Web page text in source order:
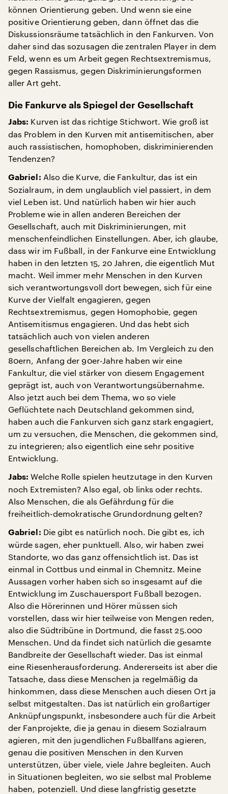
können Orientierung geben. Und wenn sie eine
positive Orientierung geben, dann öffnet das die
Diskussionsräume tatsächlich in den Fankurven. Von
daher sind das sozusagen die zentralen Player in dem
Feld, wenn es um Arbeit gegen Rechtsextremismus,
gegen Rassismus, gegen Diskriminierungsformen
aller Art geht.
Die Fankurve als Spiegel der Gesellschaft
Jabs: Kurven ist das richtige Stichwort. Wie groß ist
das Problem in den Kurven mit antisemitischen, aber
auch rassistischen, homophoben, diskriminierenden
Tendenzen?
Gabriel: Also die Kurve, die Fankultur, das ist ein
Sozialraum, in dem unglaublich viel passiert, in dem
viel Leben ist. Und natürlich haben wir hier auch
Probleme wie in allen anderen Bereichen der
Gesellschaft, auch mit Diskriminierungen, mit
menschenfeindlichen Einstellungen. Aber, ich glaube,
dass wir im Fußball, in der Fankurve eine Entwicklung
haben in den letzten 15, 20 Jahren, die eigentlich Mut
macht. Weil immer mehr Menschen in den Kurven
sich verantwortungsvoll dort bewegen, sich für eine
Kurve der Vielfalt engagieren, gegen
Rechtsextremismus, gegen Homophobie, gegen
Antisemitismus engagieren. Und das hebt sich
tatsächlich auch von vielen anderen
gesellschaftlichen Bereichen ab. Im Vergleich zu den
80ern, Anfang der 90er-Jahre haben wir eine
Fankultur, die viel stärker von diesem Engagement
geprägt ist, auch von Verantwortungsübernahme.
Also jetzt auch bei dem Thema, wo so viele
Geflüchtete nach Deutschland gekommen sind,
haben auch die Fankurven sich ganz stark engagiert,
um zu versuchen, die Menschen, die gekommen sind,
zu integrieren; also eigentlich eine sehr positive
Entwicklung.
Jabs: Welche Rolle spielen heutzutage in den Kurven
noch Extremisten? Also egal, ob links oder rechts.
Also Menschen, die als Gefährdung für die
freiheitlich-demokratische Grundordnung gelten?
Gabriel: Die gibt es natürlich noch. Die gibt es, ich
würde sagen, eher punktuell. Also, wir haben zwei
Standorte, wo das ganz offensichtlich ist. Das ist
einmal in Cottbus und einmal in Chemnitz. Meine
Aussagen vorher haben sich so insgesamt auf die
Entwicklung im Zuschauersport Fußball bezogen.
Also die Hörerinnen und Hörer müssen sich
vorstellen, dass wir hier teilweise von Mengen reden,
also die Südtribüne in Dortmund, die fasst 25.000
Menschen. Und da findet sich natürlich die gesamte
Bandbreite der Gesellschaft wieder. Das ist einmal
eine Riesenherausforderung. Andererseits ist aber die
Tatsache, dass diese Menschen ja regelmäßig da
hinkommen, dass diese Menschen auch diesen Ort ja
selbst mitgestalten. Das ist natürlich ein großartiger
Anknüpfungspunkt, insbesondere auch für die Arbeit
der Fanprojekte, die ja genau in diesem Sozialraum
agieren, mit den jugendlichen Fußballfans agieren,
genau die positiven Menschen in den Kurven
unterstützen, über viele, viele Jahre begleiten. Auch
in Situationen begleiten, wo sie selbst mal Probleme
haben, potenziell. Und diese langfristig gesetzte